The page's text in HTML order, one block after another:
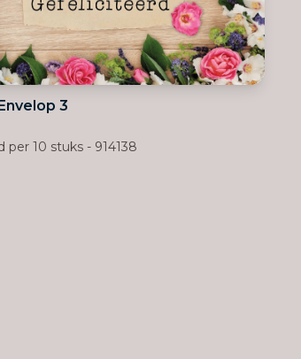
3
per 10 stuks - 914138